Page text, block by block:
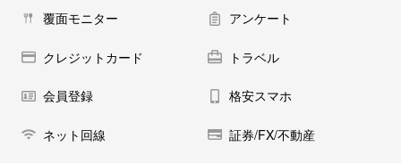
覆面モニター アンケート
クレジットカード トラベル
会員登録 格安スマホ
ネット回線 証券/FX/不動産